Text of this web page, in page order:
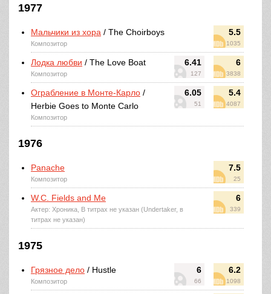
1977
5.5
1035
Мальчики из хора / The Choirboys
Композитор
6.41
127
6
3838
Лодка любви / The Love Boat
Композитор
6.05
51
5.4
4087
Ограбление в Монте-Карло /
Herbie Goes to Monte Carlo
Композитор
1976
7.5
25
Panache
Композитор
6
339
W.C. Fields and Me
Актер: Хроника, В титрах не указан (Undertaker, в
титрах не указан)
1975
6
66
6.2
1098
Грязное дело / Hustle
Композитор